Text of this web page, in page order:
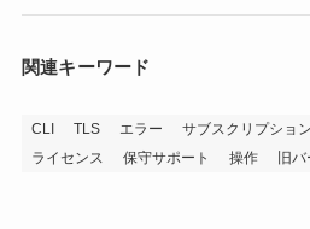
関連キーワード
CLI TLS エラー サブスクリプション
ライセンス
保守サポート 操作 旧